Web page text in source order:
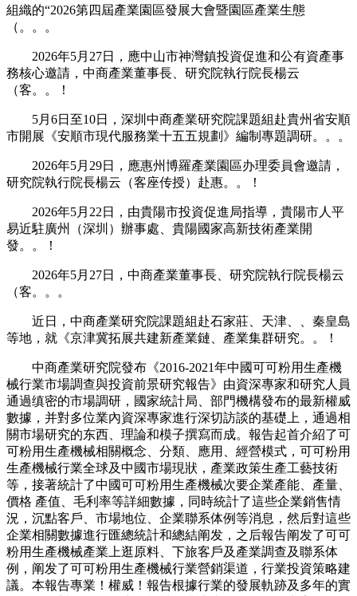
組織的“2026第四屆產業園區發展大會暨園區產業生態
（。。。
2026年5月27日，應中山市神灣鎮投資促進和公有資產事
務核心邀請，中商產業董事長、研究院執行院長楊云
（客。。！
5月6日至10日，深圳中商產業研究院課題組赴貴州省安順
市開展《安順市現代服務業十五五規劃》編制專題調研。。。
2026年5月29日，應惠州博羅產業園區办理委員會邀請，
研究院執行院長楊云（客座传授）赴惠。。！
2026年5月22日，由貴陽市投資促進局指導，貴陽市人平
易近駐廣州（深圳）辦事處、貴陽國家高新技術產業開
發。。！
2026年5月27日，中商產業董事長、研究院執行院長楊云
（客。。。
近日，中商產業研究院課題組赴石家莊、天津、、秦皇島
等地，就《京津冀拓展共建新產業鏈、產業集群研究。。！
中商產業研究院發布《2016-2021年中國可可粉用生產機
械行業市場調查與投資前景研究報告》由資深專家和研究人員
通過缜密的市場調研，國家統計局、部門機構發布的最新權威
數據，并對多位業內資深專家進行深切訪談的基礎上，通過相
關市場研究的东西、理論和模子撰寫而成。報告起首介紹了可
可粉用生產機械相關概念、分類、應用、經營模式，可可粉用
生產機械行業全球及中國市場現狀，產業政策生產工藝技術
等，接著統計了中國可可粉用生產機械次要企業產能、產量、
價格 產值、毛利率等詳細數據，同時統計了這些企業銷售情
況，沉點客戶、市場地位、企業聯系体例等消息，然后對這些
企業相關數據進行匯總統計和總結阐发，之后報告阐发了可可
粉用生產機械產業上逛原料、下旅客戶及產業調查及聯系体
例，阐发了可可粉用生產機械行業營銷渠道，行業投資策略建
議。本報告專業！權威！報告根據行業的發展軌跡及多年的實